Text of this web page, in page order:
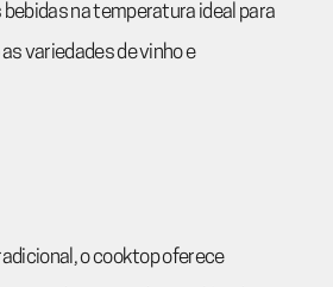
na temperatura ideal para
variedades de vinho e
o cooktop oferece